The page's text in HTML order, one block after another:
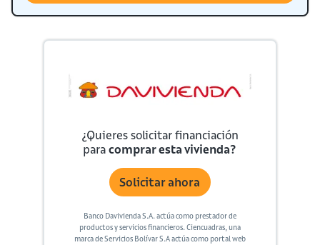
¿Quieres solicitar financiación
paracomprar esta vivienda?
Solicitar ahora
Banco Davivienda S.A. actúa como prestador de
productos y servicios financieros. Ciencuadras, una
marca de Servicios Bolívar S.A actúa como portal web